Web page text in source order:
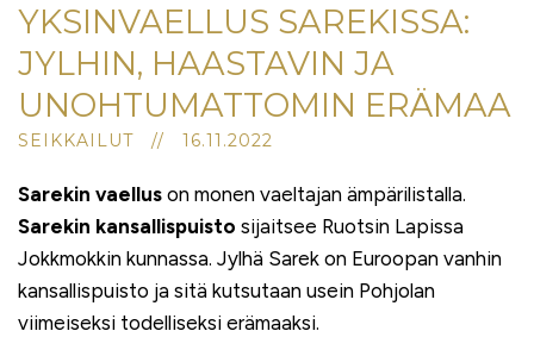
YKSINVAELLUS SAREKISSA:
JYLHIN, HAASTAVIN JA
UNOHTUMATTOMIN ERÄMAA
SEIKKAILUT // 16.11.2022
Sarekin vaellus on monen vaeltajan ämpärilistalla.
Sarekin kansallispuisto sijaitsee Ruotsin Lapissa
Jokkmokkin kunnassa. Jylhä Sarek on Euroopan vanhin
kansallispuisto ja sitä kutsutaan usein Pohjolan
viimeiseksi todelliseksi erämaaksi.